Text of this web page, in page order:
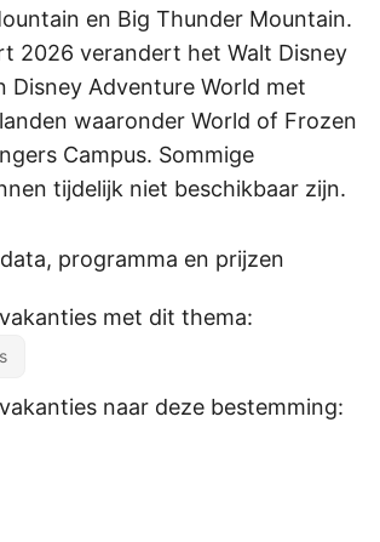
en Big Thunder Mountain.
2026 verandert het Walt Disney
Disney Adventure World met
waaronder World of Frozen
Campus. Sommige
tijdelijk niet beschikbaar zijn.
programma en prijzen
met dit thema:
naar deze bestemming: